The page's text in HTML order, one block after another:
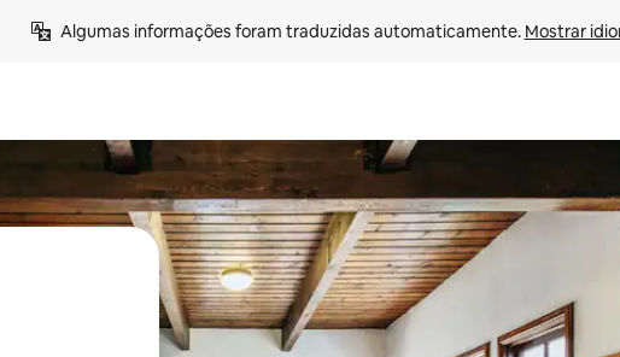
Algumas informações foram traduzidas automaticamente. Mostrar